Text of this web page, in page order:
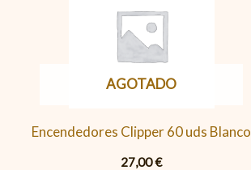
AGOTADO
Encendedores Clipper 60 uds Blanco
27,00€